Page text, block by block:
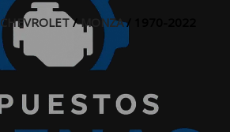
CHEVROLET/MONZA/ 1970-2022